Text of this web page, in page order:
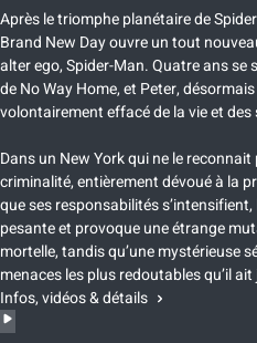
Après le triomphe planétaire de
Brand New Day ouvre un tout
alter ego, Spider-Man. Quatre ans se
de No Way Home, et Peter,
volontairement effacé de la vie et
Dans un New York qui ne le
criminalité, entièrement dévoué à la
que ses responsabilités
pesante et provoque une étrange
mortelle, tandis qu’une mystérieuse
menaces les plus redoutables qu’il
Infos, vidéos & détails